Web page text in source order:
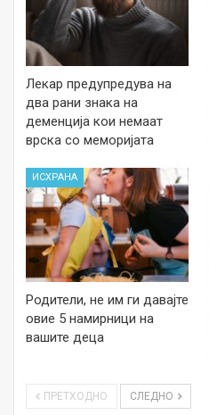
Лекар предупредува на
два рани знака на
деменција кои немаат
врска со меморијата
ИСХРАНА
Родители, не им ги давајте
овие 5 намирници на
вашите деца
ПРЕТХОДНО СЛЕДНО